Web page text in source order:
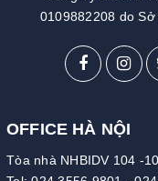
0109882208 do
OFFICE HÀ NỘI
Tòa nhà NHBIDV 104 -